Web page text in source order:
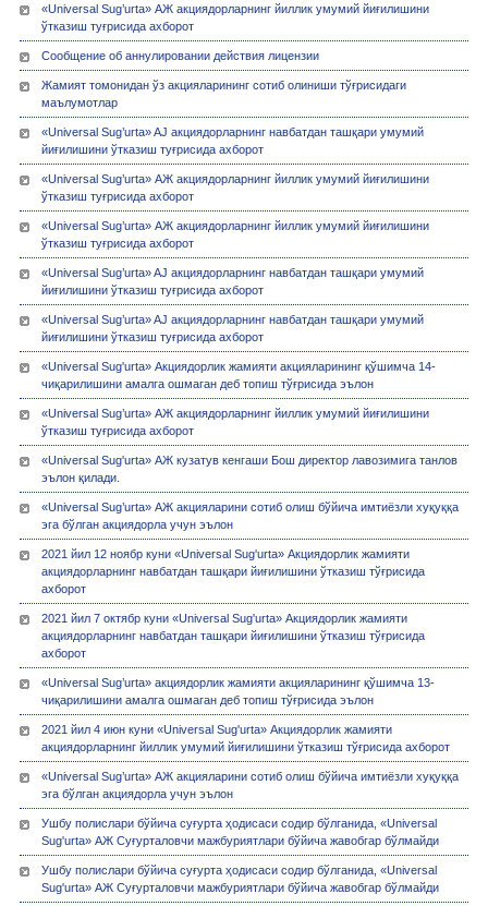
«Universal Sug’urta» АЖ акциядорларнинг йиллик умумий йиғилишини
ўтказиш туғрисида ахборот
Сообщение об аннулировании действия лицензии
Жамият томонидан ўз акцияларининг сотиб олиниши тўғрисидаги
маълумотлар
«Universal Sug’urta» AJ акциядорларнинг навбатдан ташқари умумий
йиғилишини ўтказиш туғрисида ахборот
«Universal Sug’urta» АЖ акциядорларнинг йиллик умумий йиғилишини
ўтказиш туғрисида ахборот
«Universal Sug’urta» АЖ акциядорларнинг йиллик умумий йиғилишини
ўтказиш туғрисида ахборот
«Universal Sug’urta» AJ акциядорларнинг навбатдан ташқари умумий
йиғилишини ўтказиш туғрисида ахборот
«Universal Sug’urta» AJ акциядорларнинг навбатдан ташқари умумий
йиғилишини ўтказиш туғрисида ахборот
«Universal Sug'urta» Акциядорлик жамияти акцияларининг қўшимча 14-
чиқарилишини амалга ошмаган деб топиш тўғрисида эълон
«Universal Sug’urta» АЖ акциядорларнинг йиллик умумий йиғилишини
ўтказиш туғрисида ахборот
«Universal Sug'urta» АЖ кузатув кенгаши Бош директор лавозимига танлов
эълон қилади.
«Universal Sug’urta» АЖ акцияларини сотиб олиш бўйича имтиёзли хуқуққа
эга бўлган акциядорла учун эълон
2021 йил 12 ноябр куни «Universal Sug'urta» Акциядорлик жамияти
акциядорларнинг навбатдан ташқари йиғилишини ўтказиш тўғрисида
ахборот
2021 йил 7 октябр куни «Universal Sug'urta» Акциядорлик жамияти
акциядорларнинг навбатдан ташқари йиғилишини ўтказиш тўғрисида
ахборот
«Universal Sug’urta» акциядорлик жамияти акцияларининг қўшимча 13-
чиқарилишини амалга ошмаган деб топиш тўғрисида эълон
2021 йил 4 июн куни «Universal Sug'urta» Акциядорлик жамияти
акциядорларнинг йиллик умумий йиғилишини ўтказиш тўғрисида ахборот
«Universal Sug’urta» АЖ акцияларини сотиб олиш бўйича имтиёзли хуқуққа
эга бўлган акциядорла учун эълон
Ушбу полислари бўйича суғурта ҳодисаси содир бўлганида, «Universal
Sug'urta» АЖ Суғурталовчи мажбуриятлари бўйича жавобгар бўлмайди
Ушбу полислари бўйича суғурта ҳодисаси содир бўлганида, «Universal
Sug'urta» АЖ Суғурталовчи мажбуриятлари бўйича жавобгар бўлмайди